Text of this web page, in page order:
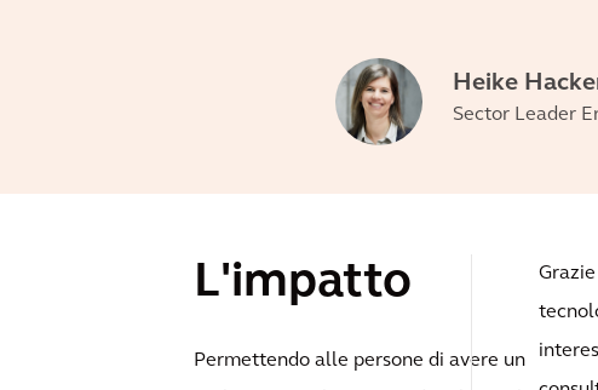
Heike
Sector Leader
L'impatto
Permettendo alle persone di avere un